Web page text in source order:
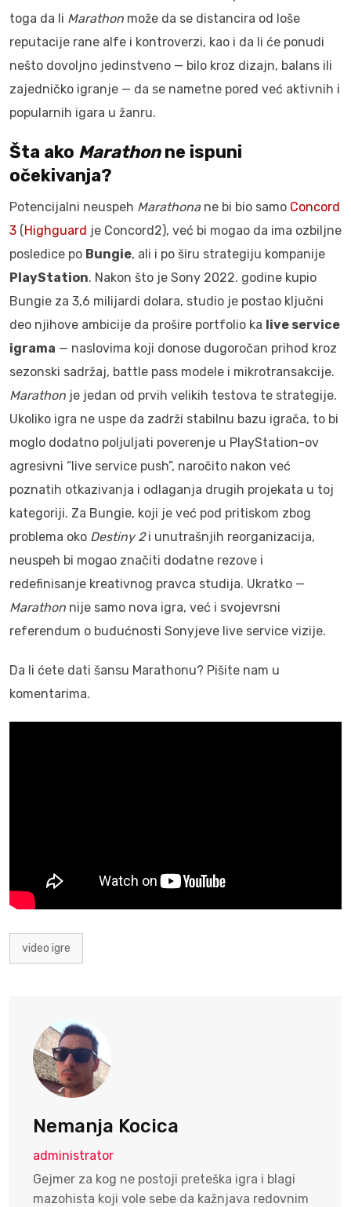
toga da li Marathon može da se distancira od loše
reputacije rane alfe i kontroverzi, kao i da li će ponudi
nešto dovoljno jedinstveno — bilo kroz dizajn, balans ili
zajedničko igranje — da se nametne pored već aktivnih i
popularnih igara u žanru.
Šta ako Marathonne ispuni
očekivanja?
Potencijalni neuspeh Marathonane bi bio samo Concord
3 ( Highguard je Concord2), već bi mogao da ima ozbiljne
posledice po Bungie, ali i po širu strategiju kompanije
PlayStation. Nakon što je Sony 2022. godine kupio
Bungie za 3,6 milijardi dolara, studio je postao ključni
deo njihove ambicije da prošire portfolio ka live service
igrama — naslovima koji donose dugoročan prihod kroz
sezonski sadržaj, battle pass modele i mikrotransakcije.
Marathon je jedan od prvih velikih testova te strategije.
Ukoliko igra ne uspe da zadrži stabilnu bazu igrača, to bi
moglo dodatno poljuljati poverenje u PlayStation-ov
agresivni “live service push”, naročito nakon već
poznatih otkazivanja i odlaganja drugih projekata u toj
kategoriji. Za Bungie, koji je već pod pritiskom zbog
problema oko Destiny 2i unutrašnjih reorganizacija,
neuspeh bi mogao značiti dodatne rezove i
redefinisanje kreativnog pravca studija. Ukratko —
Marathon nije samo nova igra, već i svojevrsni
referendum o budućnosti Sonyjeve live service vizije.
Da li ćete dati šansu Marathonu? Pišite nam u
komentarima.
video igre
Nemanja Kocica
administrator
Gejmer za kog ne postoji preteška igra i blagi
mazohista koji vole sebe da kažnjava redovnim